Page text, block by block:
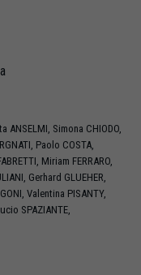
ANSELMI, Simona CHIODO,
, Paolo COSTA,
, Miriam FERRARO,
, Gerhard GLUEHER,
, Valentina PISANTY,
SPAZIANTE,